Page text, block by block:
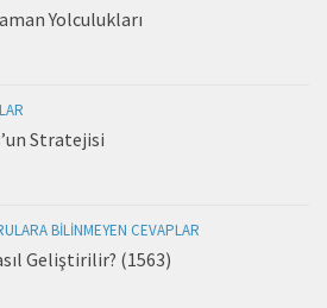
Yolculukları
Stratejisi
BILINMEYEN CEVAPLAR
Geliştirilir? (1563)